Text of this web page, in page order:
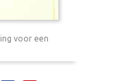
voor een